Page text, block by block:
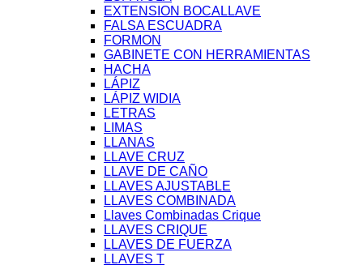
EXTENSION BOCALLAVE
FALSA ESCUADRA
FORMON
GABINETE CON HERRAMIENTAS
HACHA
LÁPIZ
LÁPIZ WIDIA
LETRAS
LIMAS
LLANAS
LLAVE CRUZ
LLAVE DE CAÑO
LLAVES AJUSTABLE
LLAVES COMBINADA
Llaves Combinadas Crique
LLAVES CRIQUE
LLAVES DE FUERZA
LLAVES T